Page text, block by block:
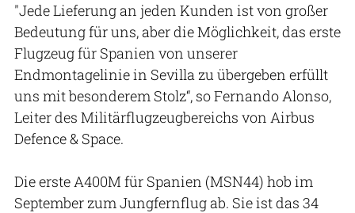
"Jede Lieferung an jeden Kunden ist von großer
Bedeutung für uns, aber die Möglichkeit, das erste
Flugzeug für Spanien von unserer
Endmontagelinie in Sevilla zu übergeben erfüllt
uns mit besonderem Stolz“, so Fernando Alonso,
Leiter des Militärflugzeugbereichs von Airbus
Defence & Space.
Die erste A400M für Spanien (MSN44) hob im
September zum Jungfernflug ab. Sie ist das 34